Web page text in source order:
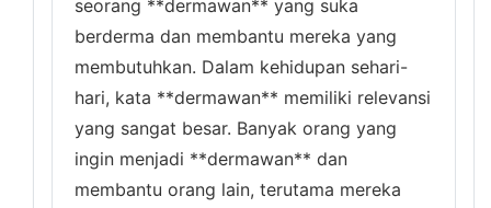
seorang **dermawan** yang suka
berderma dan membantu mereka yang
membutuhkan. Dalam kehidupan sehari-
hari, kata **dermawan** memiliki relevansi
yang sangat besar. Banyak orang yang
ingin menjadi **dermawan** dan
membantu orang lain, terutama mereka